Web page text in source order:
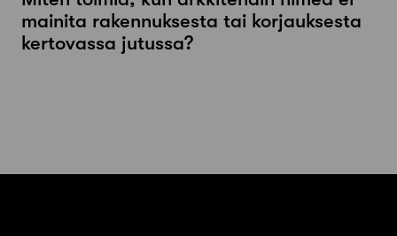
mainita rakennuksesta tai korjauksesta
kertovassa jutussa?